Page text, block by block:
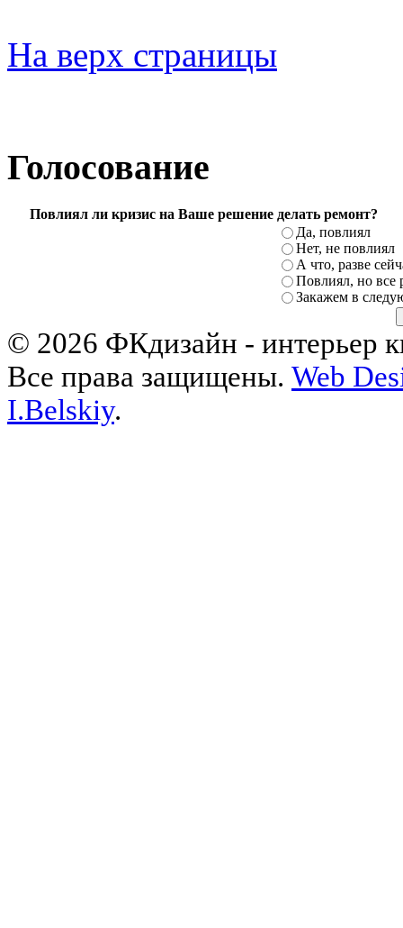
На верх страницы
Голосование
Повлиял ли кризис на Ваше решение делать ремонт?
Да, повлиял
Нет, не повлиял
А что, разве
Повлиял, но все
Закажем в
© 2026 ФКдизайн - интерьер
Все права защищены. Web
I.Belskiy.